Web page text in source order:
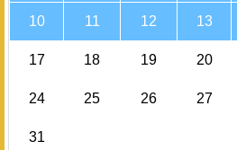
10 11 12 13
17 18 19 20
24 25 26 27
31